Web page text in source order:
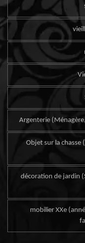
Argenterie
Objet sur la chasse
décoration de jardin
mobilier XXe